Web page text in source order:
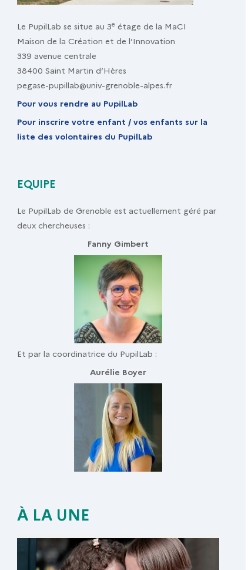
Le PupilLab se situe au 3e étage de la MaCI
Maison de la Création et de l’Innovation
339 avenue centrale
38400 Saint Martin d’Hères
pegase-pupillab@univ-grenoble-alpes.fr
Pour vous rendre au PupilLab
Pour inscrire votre enfant / vos enfants sur la
liste des volontaires du PupilLab
EQUIPE
Le PupilLab de Grenoble est actuellement géré par
deux chercheuses :
Fanny Gimbert
Et par la coordinatrice du PupilLab :
Aurélie Boyer
À LA UNE